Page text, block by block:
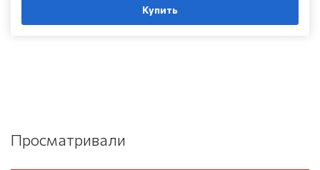
Купить
Просматривали